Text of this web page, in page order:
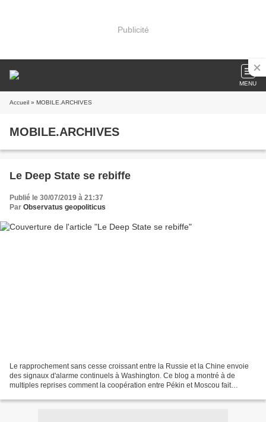
Publicité
MENU
Accueil » MOBILE.ARCHIVES
MOBILE.ARCHIVES
Le Deep State se rebiffe
Publié le 30/07/2019 à 21:37
Par Observatus geopoliticus
Le rapprochement sans cesse croissant entre la Russie et la Chine envoie
des signaux d'alarme continuels à Washington. Ce blog a montré à de
multiples reprises comment la coopération entre Pékin et Moscou fait